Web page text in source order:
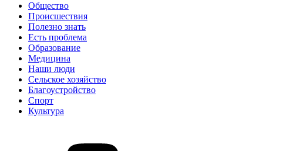
Общество
Происшествия
Полезно знать
Есть проблема
Образование
Медицина
Наши люди
Сельское хозяйство
Благоустройство
Спорт
Культура